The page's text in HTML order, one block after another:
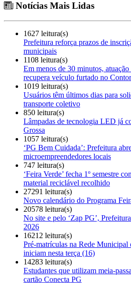
Notícias Mais Lidas
1627 leitura(s)
Prefeitura reforça prazos de
municipais
1108 leitura(s)
Em menos de 30 minutos,
recupera veículo furtado no
1019 leitura(s)
Usuários têm últimos dias para
transporte coletivo
850 leitura(s)
Lâmpadas de tecnologia LED já
Grossa
1057 leitura(s)
‘PG Bem Cuidada’: Prefeitura
microempreendedores locais
747 leitura(s)
‘Feira Verde’ fecha 1º semestre
material reciclável recolhido
27291 leitura(s)
Novo calendário do Programa
20578 leitura(s)
No site e pelo ‘Zap PG’,
2026
16212 leitura(s)
Pré-matrículas na Rede Municipal
iniciam nesta terça (16)
14283 leitura(s)
Estudantes que utilizam meia-
cartão Conecta PG